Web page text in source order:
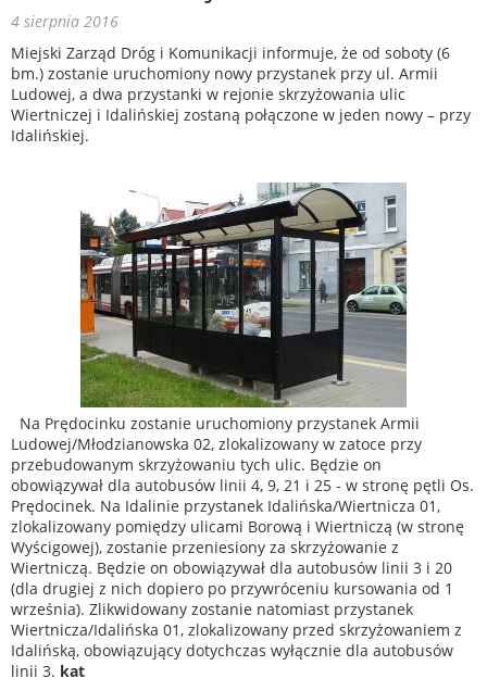
4 sierpnia 2016
Miejski Zarząd Dróg i Komunikacji informuje, że od soboty (6
bm.) zostanie uruchomiony nowy przystanek przy ul. Armii
Ludowej, a dwa przystanki w rejonie skrzyżowania ulic
Wiertniczej i Idalińskiej zostaną połączone w jeden nowy – przy
Idalińskiej.
Na Prędocinku zostanie uruchomiony przystanek Armii
Ludowej/Młodzianowska 02, zlokalizowany w zatoce przy
przebudowanym skrzyżowaniu tych ulic. Będzie on
obowiązywał dla autobusów linii 4, 9, 21 i 25 - w stronę pętli Os.
Prędocinek. Na Idalinie przystanek Idalińska/Wiertnicza 01,
zlokalizowany pomiędzy ulicami Borową i Wiertniczą (w stronę
Wyścigowej), zostanie przeniesiony za skrzyżowanie z
Wiertniczą. Będzie on obowiązywał dla autobusów linii 3 i 20
(dla drugiej z nich dopiero po przywróceniu kursowania od 1
września). Zlikwidowany zostanie natomiast przystanek
Wiertnicza/Idalińska 01, zlokalizowany przed skrzyżowaniem z
Idalińską, obowiązujący dotychczas wyłącznie dla autobusów
linii 3. kat